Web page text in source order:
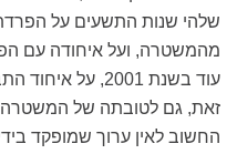
שלהי שנות התשעים על
מהמשטרה, ועל איחודה עם
עוד בשנת 2001,
זאת, גם לטובתה של
החשוב לאין ערוך שמופקד